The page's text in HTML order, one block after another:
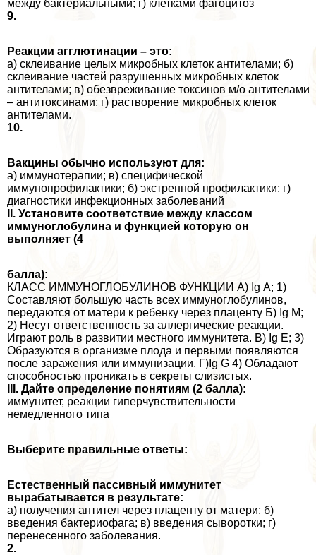
между бактериальными; г) клетками фагоцитоз
9.
Реакции агглютинации – это:
а) склеивание целых микробных клеток антителами; б)
склеивание частей разрушенных микробных клеток
антителами; в) обезвреживание токсинов м/о антителами
– антитоксинами; г) растворение микробных клеток
антителами.
10.
Вакцины обычно используют для:
а) иммунотерапии; в) специфической
иммунопрофилактики; б) экстренной профилактики; г)
диагностики инфекционных заболеваний
II. Установите соответствие между классом
иммуноглобулина и функцией которую он
выполняет (4
балла):
КЛАСС ИММУНОГЛОБУЛИНОВ ФУНКЦИИ А) Ig А; 1)
Составляют большую часть всех иммуноглобулинов,
передаются от матери к ребенку через плаценту Б) Ig M;
2) Несут ответственность за аллергические реакции.
Играют роль в развитии местного иммунитета. В) Ig E; 3)
Образуются в организме плода и первыми появляются
после заражения или иммунизации. Г)Ig G 4) Обладают
способностью проникать в секреты слизистых.
III. Дайте определение понятиям (2 балла):
иммунитет, реакции гиперчувствительности
немедленного типа
Выберите правильные ответы:
Естественный пассивный иммунитет
выpaбатывается в результате:
а) получения антител через плаценту от матери; б)
введения бактериофага; в) введения сыворотки; г)
перенесенного заболевания.
2.